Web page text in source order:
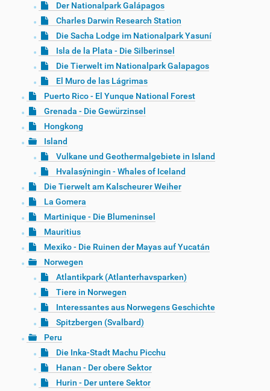
Der Nationalpark Galápagos
Charles Darwin Research Station
Die Sacha Lodge im Nationalpark Yasuní
Isla de la Plata - Die Silberinsel
Die Tierwelt im Nationalpark Galapagos
El Muro de las Lágrimas
Puerto Rico - El Yunque National Forest
Grenada - Die Gewürzinsel
Hongkong
Island
Vulkane und Geothermalgebiete in Island
Hvalasýningin - Whales of Iceland
Die Tierwelt am Kalscheurer Weiher
La Gomera
Martinique - Die Blumeninsel
Mauritius
Mexiko - Die Ruinen der Mayas auf Yucatán
Norwegen
Atlantikpark (Atlanterhavsparken)
Tiere in Norwegen
Interessantes aus Norwegens Geschichte
Spitzbergen (Svalbard)
Peru
Die Inka-Stadt Machu Picchu
Hanan - Der obere Sektor
Hurin - Der untere Sektor